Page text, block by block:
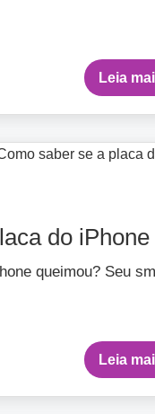
Leia
do
queimou? Seu
Leia